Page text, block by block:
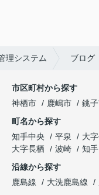
理システム ブログ
市区町村から探す
神栖市
鹿嶋市 銚
町名から探す
知手中央
平泉 大
大字長栖
波崎
知手
沿線から探す
鹿島線
大洗鹿島線